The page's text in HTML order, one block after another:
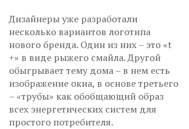
Дизайнеры уже разработали
несколько вариантов логотипа
нового бренда. Один из них – это «t
+» в виде рыжего смайла. Другой
обыгрывает тему дома – в нем есть
изображение окна, в основе третьего
– «трубы» как обобщающий образ
всех энергетических систем для
простого потребителя.